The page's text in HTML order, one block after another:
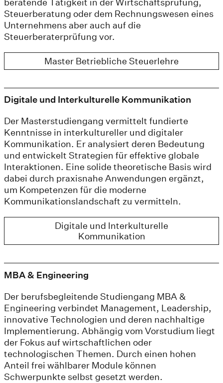
Steuerberatung oder dem Rechnungswesen eines
Unternehmens aber auch auf die
Steuerberaterprüfung vor.
Master Betriebliche Steuerlehre
Digitale und Interkulturelle Kommunikation
Der Masterstudiengang vermittelt fundierte
Kenntnisse in interkultureller und digitaler
Kommunikation. Er analysiert deren Bedeutung
und entwickelt Strategien für effektive globale
Interaktionen. Eine solide theoretische Basis wird
dabei durch praxisnahe Anwendungen ergänzt,
um Kompetenzen für die moderne
Kommunikationslandschaft zu vermitteln.
Digitale und Interkulturelle
Kommunikation
MBA & Engineering
Der berufsbegleitende Studiengang MBA &
Engineering verbindet Management, Leadership,
innovative Technologien und deren nachhaltige
Implementierung. Abhängig vom Vorstudium liegt
der Fokus auf wirtschaftlichen oder
technologischen Themen. Durch einen hohen
Anteil frei wählbarer Module können
Schwerpunkte selbst gesetzt werden.